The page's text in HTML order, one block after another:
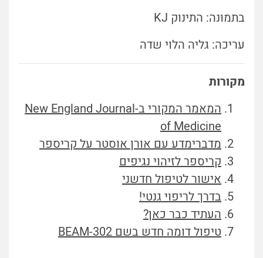
בתמונה: התינוק KJ
עריכה: גליה הלוי שדה
מקורות
המאמר המקורי ב-New England Journal
of Medicine
מדברימדע עם אורן אוסטר על קריספר
קריספר לזיהוי נגיפים
אישור לטיפול חדשני
בדרך לריפוי גנטי!
העתיד כבר כאן?
טיפול דומה חדש בשם BEAM-302